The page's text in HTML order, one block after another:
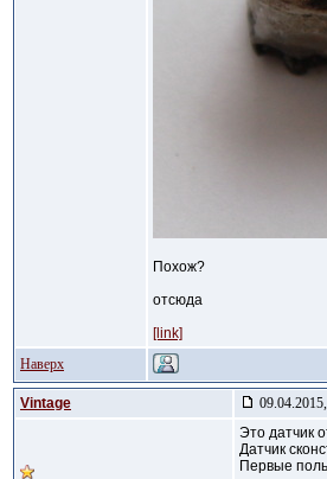
Похож?
отсюда
[link]
Наверх
Vintage
Это датчик
Датчик
Первые